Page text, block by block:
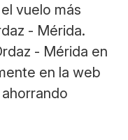
vuelo más
- Mérida.
- Mérida en
en la web